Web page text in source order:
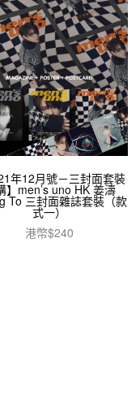
年12月號－三封面套裝
】men’s uno HK 姜濤
To 三封面雜誌套裝（款
式一）
港幣$240